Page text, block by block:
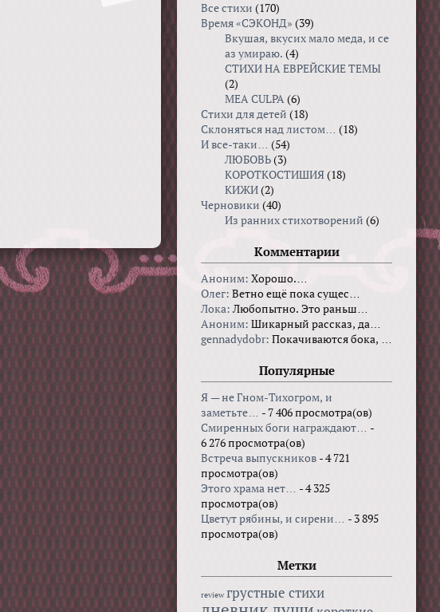
Все стихи (170)
Время «СЭКОНД» (39)
Вкушая, вкуcих мало меда, и се
аз умираю. (4)
СТИХИ НА ЕВРЕЙСКИЕ ТЕМЫ
(2)
MEA CULPA(6)
Стихи для детей (18)
Склоняться над листом… (18)
И все-таки… (54)
ЛЮБОВЬ(3)
КОРОТКОСТИШИЯ(18)
КИЖИ(2)
Черновики (40)
Из ранних стихотворений (6)
Комментарии
Аноним: Хорошо.…
Олег: Ветно ещё пока сущес…
Лока: Любопытно. Это раньш…
Аноним: Шикарный рассказ, да…
gennadydobr: Покачиваются бока, …
Популярные
Я — не Гном-Тихогром, и
заметьте… - 7 406 просмотра(ов)
Смиренных боги награждают… -
6 276 просмотра(ов)
Встреча выпускников - 4 721
просмотра(ов)
Этого храма нет… - 4 325
просмотра(ов)
Цветут рябины, и сирени… - 3 895
просмотра(ов)
Метки
review грустные стихи